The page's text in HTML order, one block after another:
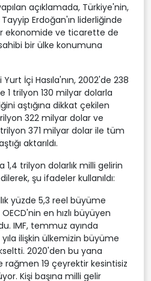
açıklamada, Türkiye'nin,
Erdoğan'ın liderliğinde
ekonomide ve ticarette de
bir ülke konumuna
İçi Hasıla'nın, 2002'de 238
1 trilyon 130 milyar dolarla
aştığına dikkat çekilen
322 milyar dolar ve
371 milyar dolar ile tüm
aktarıldı.
1,4 trilyon dolarlık milli gelirin
şu ifadeler kullanıldı:
yüzde 5,3 reel büyüme
en hızlı büyüyen
IMF, temmuz ayında
yıla ilişkin ülkemizin büyüme
2020'den bu yana
rağmen 19 çeyrektir kesintisiz
Kişi başına milli gelir